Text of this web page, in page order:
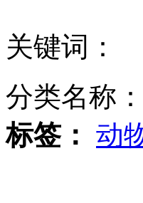
周口村民已复建部分
中国美院艺招8万余
关键词：
分类名称：
标签： 动